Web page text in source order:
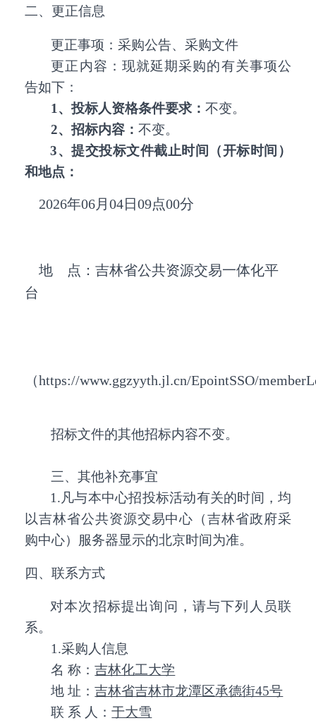
二、更正信息
更正事项：采购公告、采购文件
更正内容：现就延期采购的有关事项公
告如下：
1、投标人资格条件要求：不变。
2、招标内容：不变。
3、提交投标文件截止时间（开标时间）
和地点：
2026年06月04日09点00分
地 点：吉林省公共资源交易一体化平
台
（https://www.ggzyyth.jl.cn/EpointSSO/
招标文件的其他招标内容不变。
三、其他补充事宜
1.凡与本中心招投标活动有关的时间，均
以吉林省公共资源交易中心（吉林省政府采
购中心）服务器显示的北京时间为准。
四、联系方式
对本次招标提出询问，请与下列人员联
系。
1.采购人信息
名 称：吉林化工大学
地 址：吉林省吉林市龙潭区承德街45号
联 系 人：于大雪